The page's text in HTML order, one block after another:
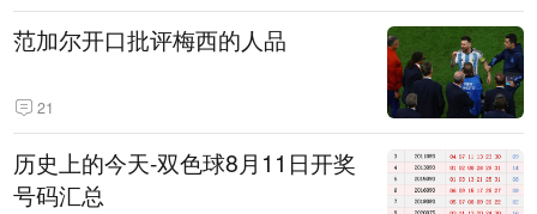
范加尔开口批评梅西的人品
21
历史上的今天-双色球8月11日开奖
号码汇总